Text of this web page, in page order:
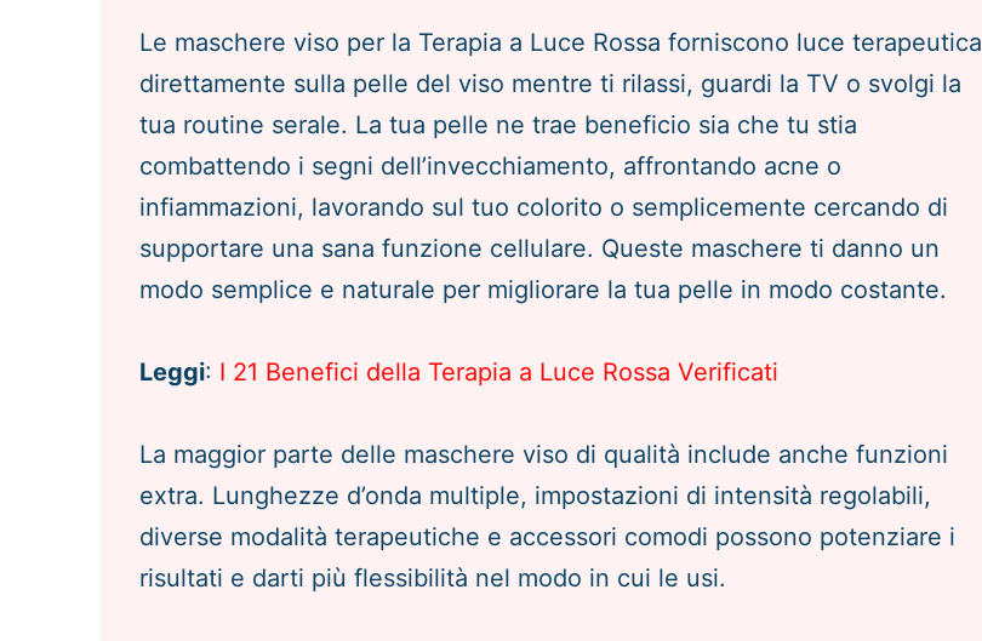
Le maschere viso per la Terapia a Luce Rossa forniscono luce terapeutica
direttamente sulla pelle del viso mentre ti rilassi, guardi la TV o svolgi la
tua routine serale. La tua pelle ne trae beneficio sia che tu stia
combattendo i segni dell’invecchiamento, affrontando acne o
infiammazioni, lavorando sul tuo colorito o semplicemente cercando di
supportare una sana funzione cellulare. Queste maschere ti danno un
modo semplice e naturale per migliorare la tua pelle in modo costante.
Leggi: I 21 Benefici della Terapia a Luce Rossa Verificati
La maggior parte delle maschere viso di qualità include anche funzioni
extra. Lunghezze d’onda multiple, impostazioni di intensità regolabili,
diverse modalità terapeutiche e accessori comodi possono potenziare i
risultati e darti più flessibilità nel modo in cui le usi.